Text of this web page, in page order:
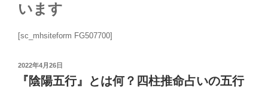
います
[sc_mhsiteform FG507700]
投
2022年4月26日
『陰陽五行』とは何？四柱推命占いの五行